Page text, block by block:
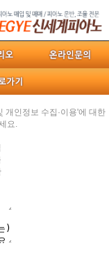
개인정보 수집·이용'에 대한
요.